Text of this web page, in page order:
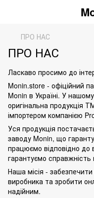
ПРО НАС
ПРО НАС
Ласкаво просимо до
Monin.store - офіційний
Monin в Україні. У
оригінальна продукція
імпортером компанією
Уся продукція
заводу Monin, що
працюємо відповідно до
гарантуємо
Наша місія -
виробника та зробити
надійним.